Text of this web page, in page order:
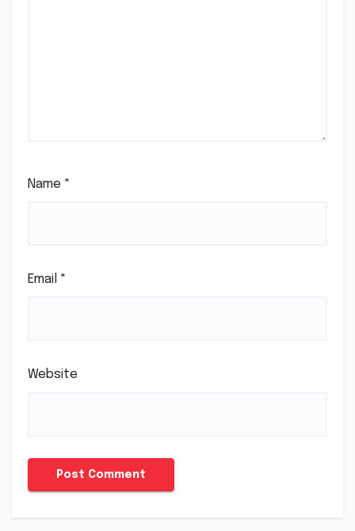
Name *
Email *
Website